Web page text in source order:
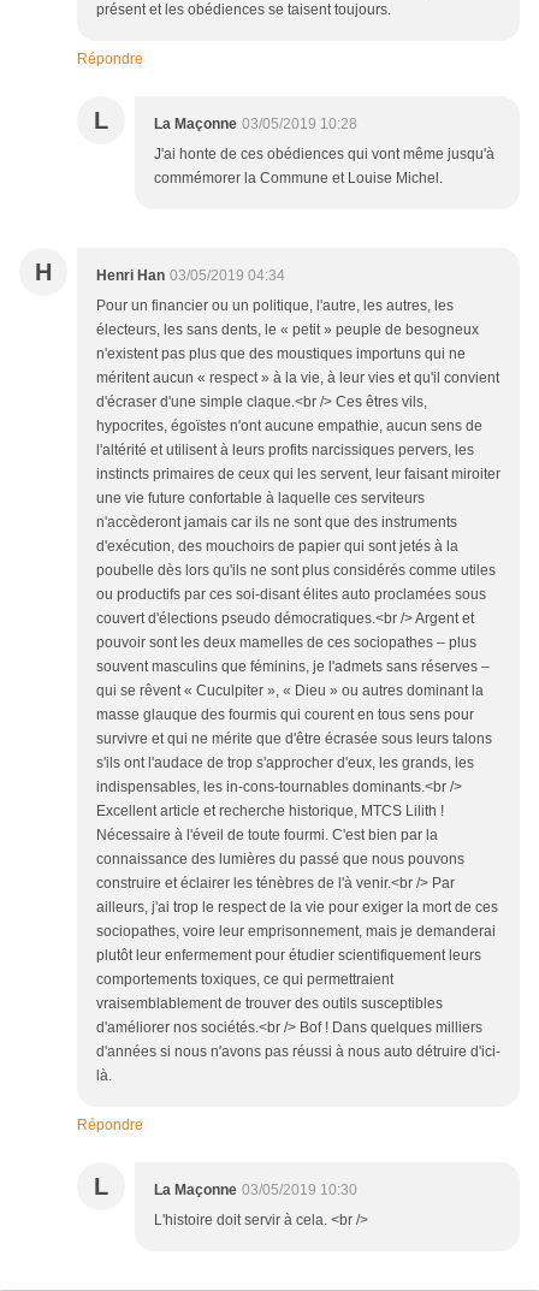
présent et les obédiences se taisent toujours.
Répondre
L La Maçonne 03/05/2019 10:28
J'ai honte de ces obédiences qui vont même jusqu'à
commémorer la Commune et Louise Michel.
H Henri Han 03/05/2019 04:34
Pour un financier ou un politique, l'autre, les autres, les
électeurs, les sans dents, le « petit » peuple de besogneux
n'existent pas plus que des moustiques importuns qui ne
méritent aucun « respect » à la vie, à leur vies et qu'il convient
d'écraser d'une simple claque.<br /> Ces êtres vils,
hypocrites, égoïstes n'ont aucune empathie, aucun sens de
l'altérité et utilisent à leurs profits narcissiques pervers, les
instincts primaires de ceux qui les servent, leur faisant miroiter
une vie future confortable à laquelle ces serviteurs
n'accèderont jamais car ils ne sont que des instruments
d'exécution, des mouchoirs de papier qui sont jetés à la
poubelle dès lors qu'ils ne sont plus considérés comme utiles
ou productifs par ces soi-disant élites auto proclamées sous
couvert d'élections pseudo démocratiques.<br /> Argent et
pouvoir sont les deux mamelles de ces sociopathes – plus
souvent masculins que féminins, je l'admets sans réserves –
qui se rêvent « Cuculpiter », « Dieu » ou autres dominant la
masse glauque des fourmis qui courent en tous sens pour
survivre et qui ne mérite que d'être écrasée sous leurs talons
s'ils ont l'audace de trop s'approcher d'eux, les grands, les
indispensables, les in-cons-tournables dominants.<br />
Excellent article et recherche historique, MTCS Lilith !
Nécessaire à l'éveil de toute fourmi. C'est bien par la
connaissance des lumières du passé que nous pouvons
construire et éclairer les ténèbres de l'à venir.<br /> Par
ailleurs, j'ai trop le respect de la vie pour exiger la mort de ces
sociopathes, voire leur emprisonnement, mais je demanderai
plutôt leur enfermement pour étudier scientifiquement leurs
comportements toxiques, ce qui permettraient
vraisemblablement de trouver des outils susceptibles
d'améliorer nos sociétés.<br /> Bof ! Dans quelques milliers
d'années si nous n'avons pas réussi à nous auto détruire d'ici-
là.
Répondre
L La Maçonne 03/05/2019 10:30
L'histoire doit servir à cela. <br />